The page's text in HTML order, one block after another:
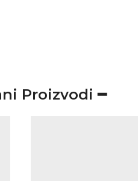
Proizvodi ━